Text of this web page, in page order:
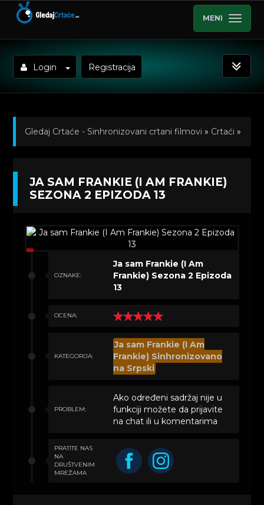
MENI
Login Registracija
Gledaj Crtaće - Sinhronizovani crtani filmovi » Crtaći »
Srpski»Kratkometrazni crtani filmovi
JA SAM FRANKIE (I AM FRANKIE)
SEZONA 2 EPIZODA 13
OZNAKE:
Ja sam Frankie (I Am
Frankie) Sezona 2 Epizoda
13
OCENA:
KATEGORIJA:
Ja sam Frankie (I Am
Frankie) Sinhronizovano
na Srpski
PROBLEM:
Ako određeni sadržaj nije u
funkciji možete da prijavite
na chat ili u komentarima
PRATITE NAS
NA
DRUŠTVENIM
MREŽAMA